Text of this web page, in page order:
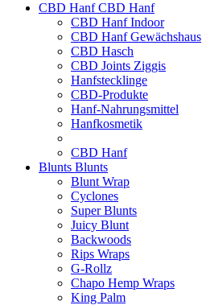
CBD HanfCBD Hanf
CBD Hanf Indoor
CBD Hanf Gewächshaus
CBD Hasch
CBD Joints Ziggis
Hanfstecklinge
CBD-Produkte
Hanf-Nahrungsmittel
Hanfkosmetik
CBD Hanf
Blunts Blunts
Blunt Wrap
Cyclones
Super Blunts
Juicy Blunt
Backwoods
Rips Wraps
G-Rollz
Chapo Hemp Wraps
King Palm